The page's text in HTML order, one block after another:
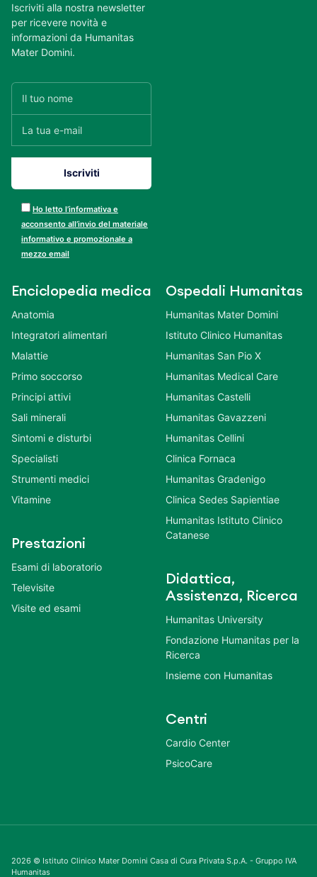
Iscriviti alla nostra newsletter
per ricevere novità e
informazioni da Humanitas
Mater Domini.
Ho letto l’informativa e
acconsento all’invio del materiale
informativo e promozionale a
mezzo email
Enciclopedia medica
Anatomia
Integratori alimentari
Malattie
Primo soccorso
Principi attivi
Sali minerali
Sintomi e disturbi
Specialisti
Strumenti medici
Vitamine
Prestazioni
Esami di laboratorio
Televisite
Visite ed esami
Ospedali Humanitas
Humanitas Mater Domini
Istituto Clinico Humanitas
Humanitas San Pio X
Humanitas Medical Care
Humanitas Castelli
Humanitas Gavazzeni
Humanitas Cellini
Clinica Fornaca
Humanitas Gradenigo
Clinica Sedes Sapientiae
Humanitas Istituto Clinico
Catanese
Didattica,
Assistenza, Ricerca
Humanitas University
Fondazione Humanitas per la
Ricerca
Insieme con Humanitas
Centri
Cardio Center
PsicoCare
2026 © Istituto Clinico Mater Domini Casa di Cura Privata S.p.A. - Gruppo IVA
Humanitas